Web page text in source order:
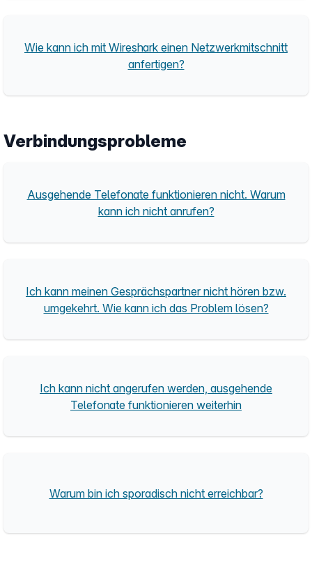
Wie kann ich mit Wireshark einen Netzwerkmitschnitt
anfertigen?
Verbindungsprobleme
Ausgehende Telefonate funktionieren nicht. Warum
kann ich nicht anrufen?
Ich kann meinen Gesprächspartner nicht hören bzw.
umgekehrt. Wie kann ich das Problem lösen?
Ich kann nicht angerufen werden, ausgehende
Telefonate funktionieren weiterhin
Warum bin ich sporadisch nicht erreichbar?